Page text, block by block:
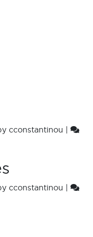
cconstantinou |
cconstantinou |